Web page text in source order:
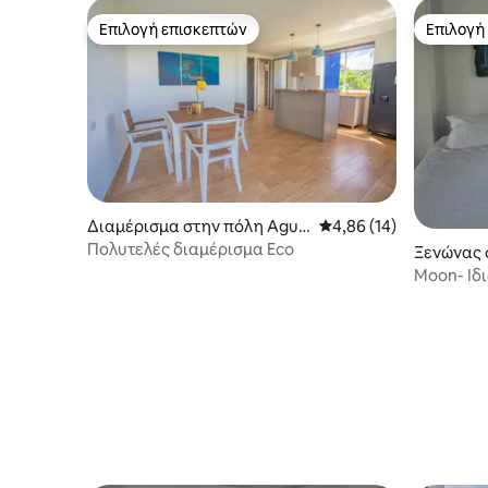
Επιλογή επισκεπτών
Επιλογή επισκεπτών
Διαμέρισμα στην πόλη Agua
dulce
Μέση βαθμολογία:
4,86 (14)
Πολυτελές διαμέρισμα Eco
Ξενώνας
nd Santa
Moon-